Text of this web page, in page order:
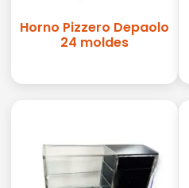
Horno Pizzero Depaolo
24 moldes